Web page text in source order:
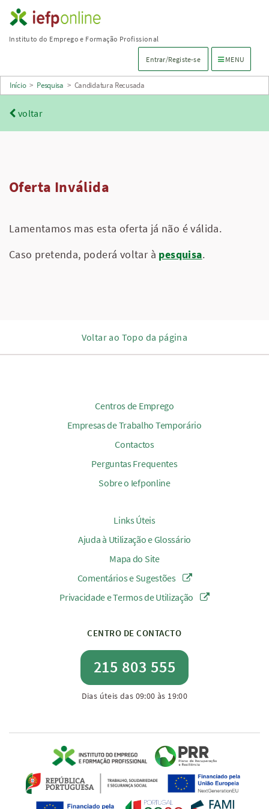
Saltar
para
principal
Instituto do Emprego e Formação Profissional
Entrar/Registe-se Menu de
MENU
Início > Pesquisa > Candidatura Recusada
voltar
Oferta Inválida
Lamentamos mas esta oferta já não é válida.
Caso pretenda, poderá voltar à pesquisa.
Voltar ao Topo da página
Centros de Emprego
Empresas de Trabalho Temporário
Contactos
Perguntas Frequentes
Sobre o Iefponline
Links Úteis
Ajuda à Utilização e Glossário
Mapa do Site
Comentários e Sugestões
Privacidade e Termos de Utilização
CENTRO DE CONTACTO
215 803 555
Dias úteis das 09:00 às 19:00